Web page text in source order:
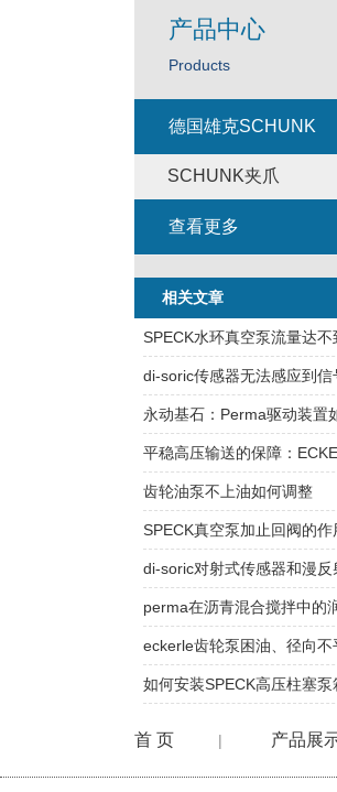
产品中心
Products
德国雄克SCHUNK
SCHUNK夹爪
查看更多
相关文章
SPECK水环真空泵流量达不
di-soric传感器无法感应到信
齿轮油泵不上油如何调整
SPECK真空泵加止回阀的作
di-soric对射式传感器和漫反
perma在沥青混合搅拌中的
eckerle齿轮泵困油、径向
如何安装SPECK高压柱塞泵
首 页 | 产品展